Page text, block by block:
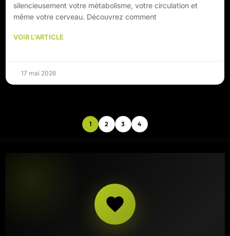
silencieusement votre métabolisme, votre circulation et
même votre cerveau. Découvrez comment
VOIR L'ARTICLE
17 mai 2026
1 2 3 4